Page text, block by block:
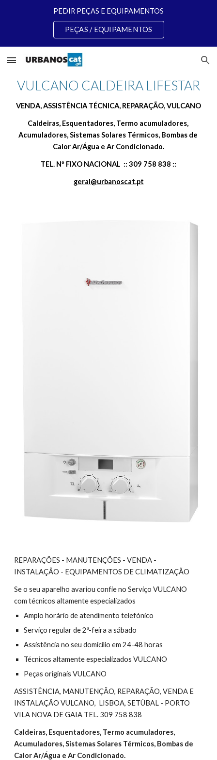
PEDIR PEÇAS E EQUIPAMENTOS
PEÇAS / EQUIPAMENTOS
VULCANO CALDEIRA LIFESTAR
VENDA, ASSISTÊNCIA TÉCNICA, REPARAÇÃO, VULCANO
Caldeiras, Esquentadores, Termo acumuladores,
Acumuladores, Sistemas Solares Térmicos, Bombas de
Calor Ar/Água e Ar Condicionado.
TEL. Nº FIXO NACIONAL  :: 309 758 838 ::
geral@urbanoscat.pt
REPARAÇÕES - MANUTENÇÕES - VENDA -
INSTALAÇÃO - EQUIPAMENTOS DE CLIMATIZAÇÃO
Se o seu aparelho avariou confie no Serviço VULCANO
com técnicos altamente especializados
Amplo horário de atendimento telefónico
Serviço regular de 2ª-feira a sábado
Assistência no seu domicílio em 24-48 horas
Técnicos altamente especializados VULCANO
Peças originais VULCANO
ASSISTÊNCIA, MANUTENÇÃO, REPARAÇÃO, VENDA E
INSTALAÇÃO VULCANO,  LISBOA, SETÚBAL - PORTO
VILA NOVA DE GAIA TEL. 309 758 838
Caldeiras, Esquentadores, Termo acumuladores,
Acumuladores, Sistemas Solares Térmicos, Bombas de
Calor Ar/Água e Ar Condicionado.